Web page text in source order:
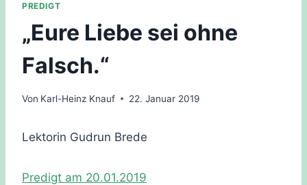
PREDIGT
„Eure Liebe sei ohne
Falsch.“
Von Karl-Heinz Knauf 22. Januar 2019
Lektorin Gudrun Brede
Predigt am 20.01.2019